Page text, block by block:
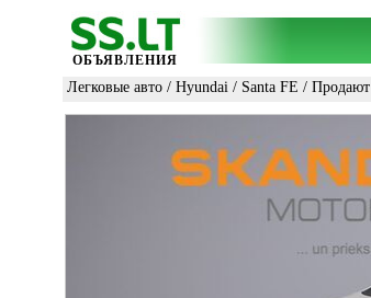
ОБЪЯВЛЕНИЯ
Легковые авто / Hyundai / Santa FE / Продают